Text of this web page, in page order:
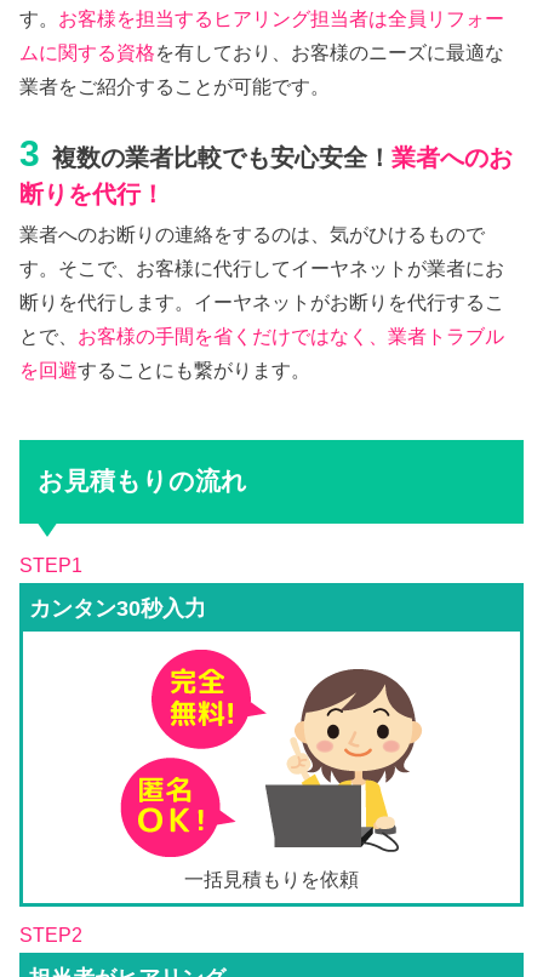
す。 お客様を担当するヒアリング担当者は全員リフォー
ムに関する資格を有しており、お客様のニーズに最適な
業者をご紹介することが可能です。
3 複数の業者比較でも安心安全！業者へのお
断りを代行！
業者へのお断りの連絡をするのは、気がひけるもので
す。そこで、お客様に代行してイーヤネットが業者にお
断りを代行します。イーヤネットがお断りを代行するこ
とで、 お客様の手間を省くだけではなく、業者トラブル
を回避することにも繋がります。
お見積もりの流れ
STEP1
カンタン30秒入力
一括見積もりを依頼
STEP2